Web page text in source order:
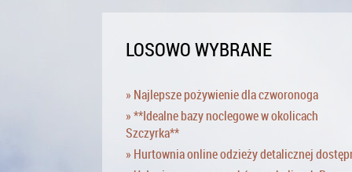
LOSOWO WYBRANE
» Najlepsze pożywienie dla czworonoga
» **Idealne bazy noclegowe w okolicach
Szczyrka**
» Hurtownia online odzieży detalicznej